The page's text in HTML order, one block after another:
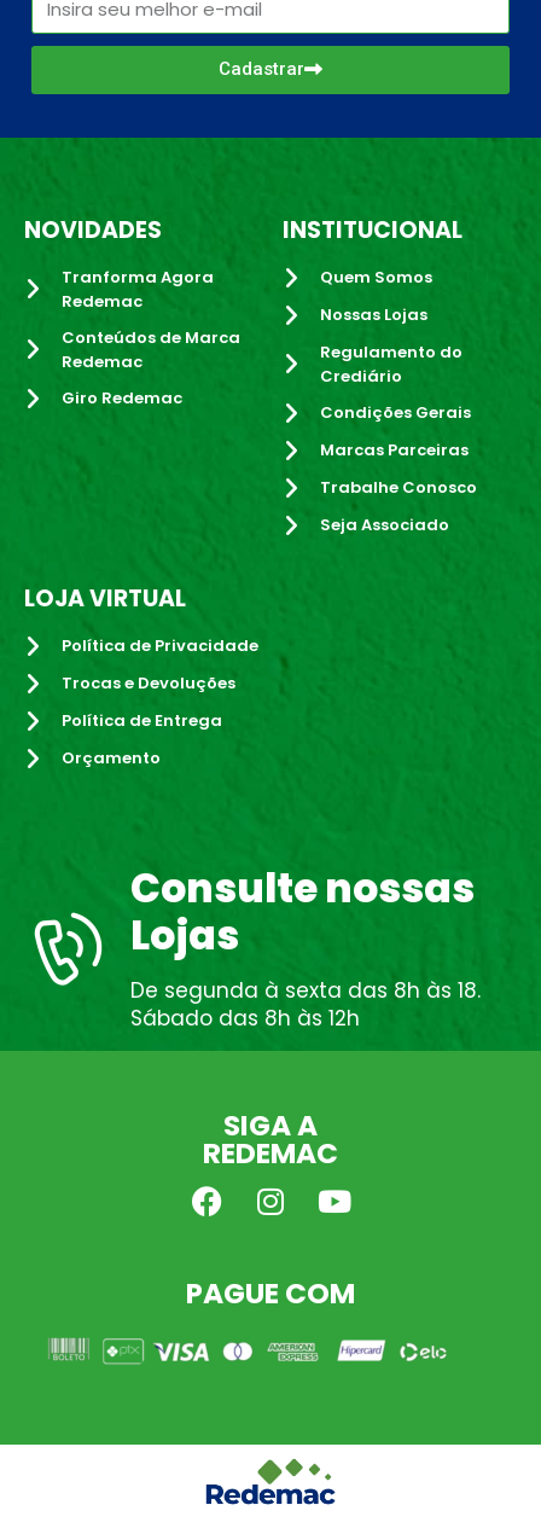
Cadastrar
NOVIDADES
Tranforma Agora
Redemac
Conteúdos de Marca
Redemac
Giro Redemac
INSTITUCIONAL
Quem Somos
Nossas Lojas
Regulamento do
Crediário
Condições Gerais
Marcas Parceiras
Trabalhe Conosco
Seja Associado
LOJA VIRTUAL
Política de Privacidade
Trocas e Devoluções
Política de Entrega
Orçamento
Consulte nossas
Lojas
De segunda à sexta das 8h às 18.
Sábado das 8h às 12h
SIGA A
REDEMAC
PAGUE COM